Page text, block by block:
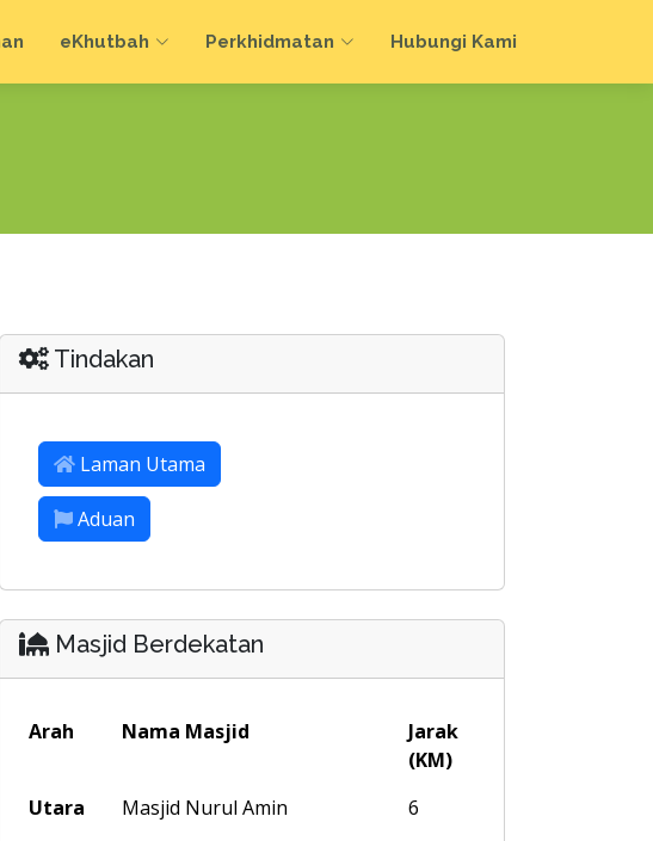
eKhutbah Perkhidmatan Hubungi Kami
Tindakan
Laman Utama
Aduan
Masjid Berdekatan
Arah Nama Masjid
Jarak
(KM)
Utara
Masjid Nurul Amin
6